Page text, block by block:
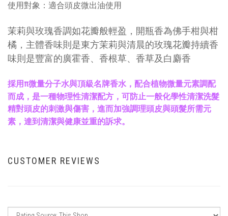
使用對象：適合頭皮微出油使用
茉莉與玫瑰香調如花瓣般輕盈，開瓶香為佛手柑與柑
橘，主體香味則是東方茉莉與清晨的玫瑰花瓣持續香
味則是豐富的廣霍香、香根草、香草及白麝香
採用π微量分子水與頂級名牌香水，配合植物微量元素調配
而成，是一種物理性清潔配方，可防止一般化學性清潔洗髮
精對頭皮的刺激與傷害，進而加強調理頭皮與頭髮所需元
素，達到清潔與健康並重的訴求。
CUSTOMER REVIEWS